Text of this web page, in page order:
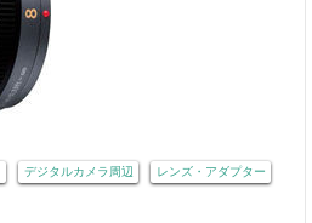
デジタルカメラ周辺 レンズ・アダプター